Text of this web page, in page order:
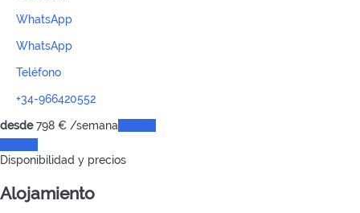
WhatsApp
WhatsApp
Teléfono
+34-966420552
desde798 € /semana
Disponibilidad y precios
Alojamiento